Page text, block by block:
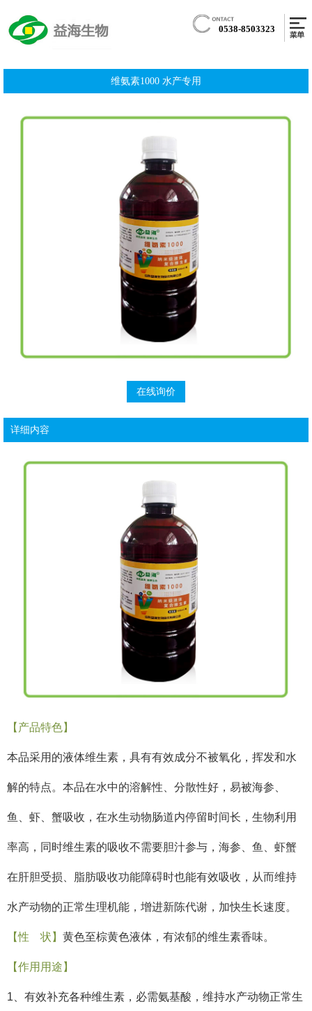
0538-8503323
维氨素1000 水产专用
在线询价
详细内容
【产品特色】
本品采用的液体维生素，具有有效成分不被氧化，挥发和水
解的特点。本品在水中的溶解性、分散性好，易被海参、
鱼、虾、蟹吸收，在水生动物肠道内停留时间长，生物利用
率高，同时维生素的吸收不需要胆汁参与，海参、鱼、虾蟹
在肝胆受损、脂肪吸收功能障碍时也能有效吸收，从而维持
水产动物的正常生理机能，增进新陈代谢，加快生长速度。
【性 状】 黄色至棕黄色液体，有浓郁的维生素香味。
【作用用途】
1、 有效补充各种维生素，必需氨基酸，维持水产动物正常生